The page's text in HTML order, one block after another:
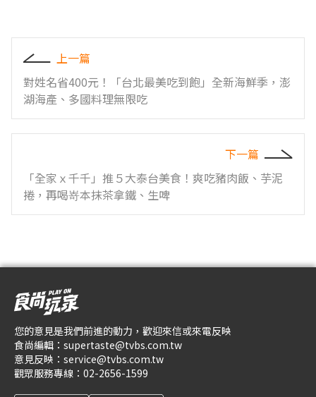
上一篇
對姓名省400元！「台北最美吃到飽」全新海鮮季，澎
湖海產、多國料理無限吃
下一篇
「全家ｘ千千」推５大泰台美食！爽吃豬肉飯、芋泥
捲，再喝嵜本抹茶拿鐵、生啤
您的意見是我們前進的動力，歡迎來信或來電反映
食尚編輯： supertaste@tvbs.com.tw
意見反映： service@tvbs.com.tw
觀眾服務專線： 02-2656-1599